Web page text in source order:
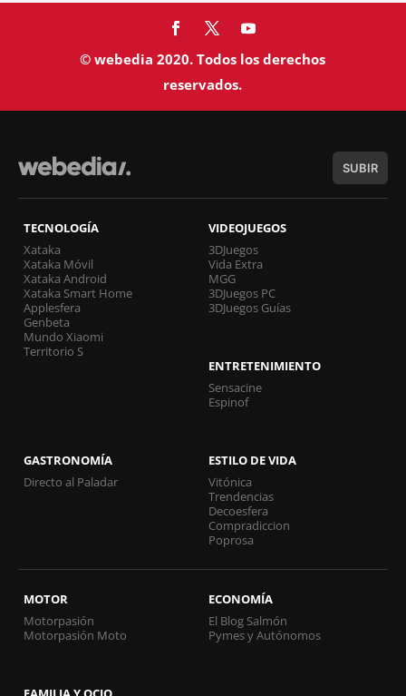
© webedia 2020. Todos los derechos
reservados.
SUBIR
TECNOLOGÍA
Xataka
Xataka Móvil
Xataka Android
Xataka Smart Home
Applesfera
Genbeta
Mundo Xiaomi
Territorio S
VIDEOJUEGOS
3DJuegos
Vida Extra
MGG
3DJuegos PC
3DJuegos Guías
ENTRETENIMIENTO
Sensacine
Espinof
GASTRONOMÍA
Directo al Paladar
ESTILO DE VIDA
Vitónica
Trendencias
Decoesfera
Compradiccion
Poprosa
MOTOR
Motorpasión
Motorpasión Moto
ECONOMÍA
El Blog Salmón
Pymes y Autónomos